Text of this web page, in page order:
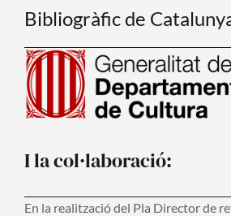
Bibliogràfic de
I la col·laboració:
En la realització del Pla Director de